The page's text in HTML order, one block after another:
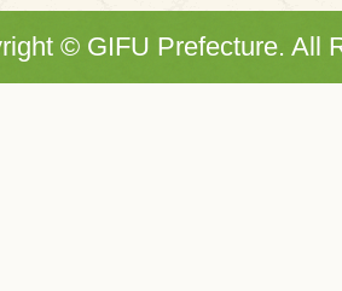
© GIFU Prefecture. All